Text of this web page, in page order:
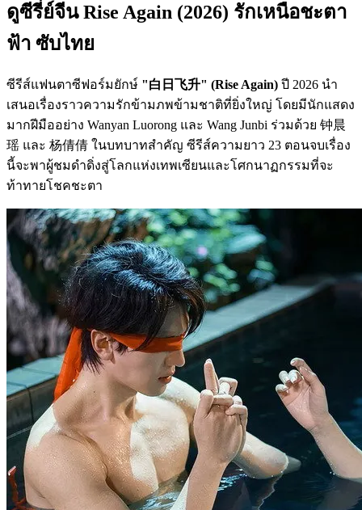
ดูซีรี่ย์จีน Rise Again (2026) รักเหนือชะตา
ฟ้า ซับไทย
ซีรีส์แฟนตาซีฟอร์มยักษ์ "白日飞升" (Rise Again) ปี 2026 นำ
เสนอเรื่องราวความรักข้ามภพข้ามชาติที่ยิ่งใหญ่ โดยมีนักแสดง
มากฝีมืออย่าง Wanyan Luorong และ Wang Junbi ร่วมด้วย 钟晨
瑶 และ 杨倩倩 ในบทบาทสำคัญ ซีรีส์ความยาว 23 ตอนจบเรื่อง
นี้จะพาผู้ชมดำดิ่งสู่โลกแห่งเทพเซียนและโศกนาฏกรรมที่จะ
ท้าทายโชคชะตา